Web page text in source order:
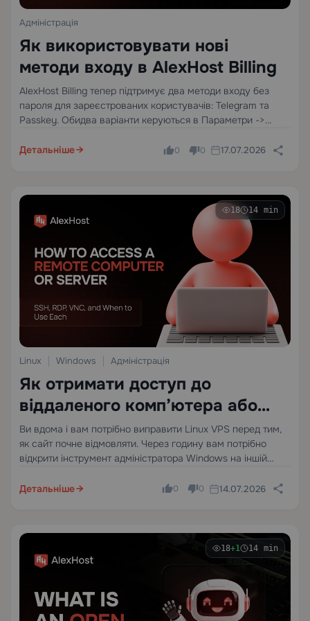
Адміністрація
Як використовувати нові
методи входу в AlexHost Billing
AlexHost Billing тепер підтримує два методи входу без
пароля для зареєстрованих користувачів: Telegram та
Passkey. Обидва варіанти керуються в Параметри ->
увійдіть до біллінгу за допомогою вашого поточного
Детальніше 0 0 17.07.2026
18 14 min
Linux Windows Адміністрація
Як отримати доступ до
віддаленого комп’ютера або
сервера: SSH, RDP, VNC та коли
використовувати кожен
Ви вдома і вам потрібно виправити Linux VPS перед тим,
як сайт почне відмовляти. Через годину вам потрібно
відкрити інструмент адміністратора Windows на іншій
правило брандмауера блокує вам доступ до сервера…
Детальніше 0 0 14.07.2026
18+1 14 min